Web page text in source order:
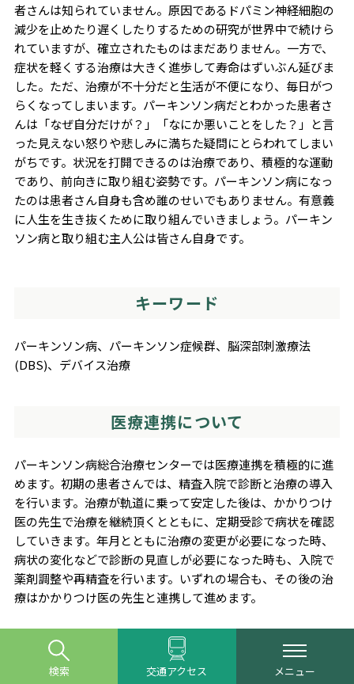
者さんは知られていません。原因であるドパミン神経細胞の
減少を止めたり遅くしたりするための研究が世界中で続けら
れていますが、確立されたものはまだありません。一方で、
症状を軽くする治療は大きく進歩して寿命はずいぶん延びま
した。ただ、治療が不十分だと生活が不便になり、毎日がつ
らくなってしまいます。パーキンソン病だとわかった患者さ
んは「なぜ自分だけが？」「なにか悪いことをした？」と言
った見えない怒りや悲しみに満ちた疑問にとらわれてしまい
がちです。状況を打開できるのは治療であり、積極的な運動
であり、前向きに取り組む姿勢です。パーキンソン病になっ
たのは患者さん自身も含め誰のせいでもありません。有意義
に人生を生き抜くために取り組んでいきましょう。パーキン
ソン病と取り組む主人公は皆さん自身です。
キーワード
パーキンソン病、パーキンソン症候群、脳深部刺激療法
(DBS)、デバイス治療
医療連携について
パーキンソン病総合治療センターでは医療連携を積極的に進
めます。初期の患者さんでは、精査入院で診断と治療の導入
を行います。治療が軌道に乗って安定した後は、かかりつけ
医の先生で治療を継続頂くとともに、定期受診で病状を確認
していきます。年月とともに治療の変更が必要になった時、
病状の変化などで診断の見直しが必要になった時も、入院で
薬剤調整や再精査を行います。いずれの場合も、その後の治
療はかかりつけ医の先生と連携して進めます。
関連リンク
検索 交通アクセス メニュー